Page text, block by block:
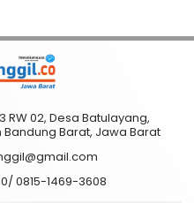
RW 02, Desa Batulayang,
Barat, Jawa Barat
0815-1469-3608